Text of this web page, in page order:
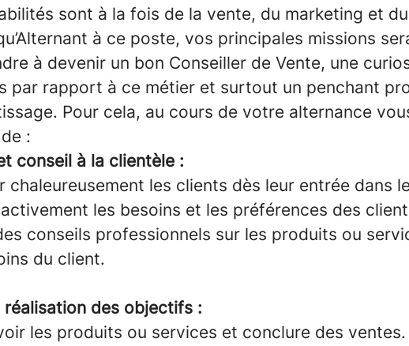
sont à la fois de la vente, du marketing et
à ce poste, vos principales missions
à devenir un bon Conseiller de Vente, une
par rapport à ce métier et surtout un penchant
Pour cela, au cours de votre alternance
:
conseil à la clientèle :
chaleureusement les clients dès leur entrée dans
les besoins et les préférences des
conseils professionnels sur les produits ou
du client.
réalisation des objectifs :
les produits ou services et conclure des ventes.